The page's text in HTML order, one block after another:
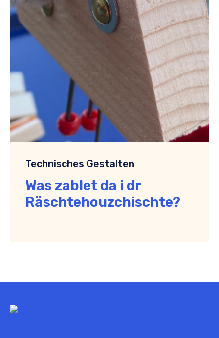
Technisches Gestalten
Was zablet da i dr
Räschtehouzchischte?